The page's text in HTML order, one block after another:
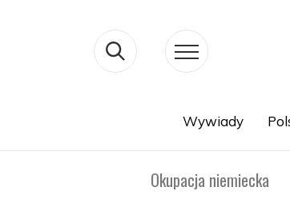
Wywiady
Okupacja niemiecka